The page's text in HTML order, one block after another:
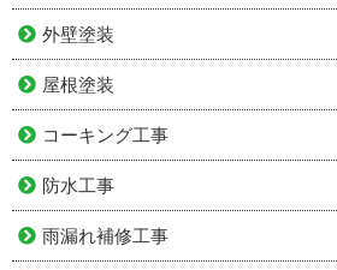
外壁塗装
屋根塗装
コーキング工事
防水工事
雨漏れ補修工事